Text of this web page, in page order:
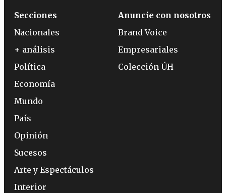
Secciones
Nacionales
+ análisis
Política
Economía
Mundo
País
Opinión
Sucesos
Arte y Espectáculos
Interior
Anuncie con nosotros
Brand Voice
Empresariales
Colección ÚH